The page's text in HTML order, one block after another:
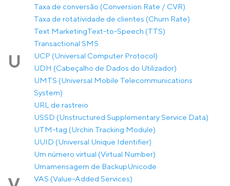
Taxa de conversão (Conversion Rate / CVR)
Taxa de rotatividade de clientes (Churn Rate)
Text MarketingText-to-Speech (TTS)
Transactional SMS
U
UCP (Universal Computer Protocol)
UDH (Cabeçalho de Dados do Utilizador)
UMTS (Universal Mobile Telecommunications
System)
URL de rastreio
USSD (Unstructured Supplementary Service Data)
UTM-tag (Urchin Tracking Module)
UUID (Universal Unique Identifier)
Um número virtual (Virtual Number)
Umamensagem de BackupUnicode
VAS (Value-Added Services)